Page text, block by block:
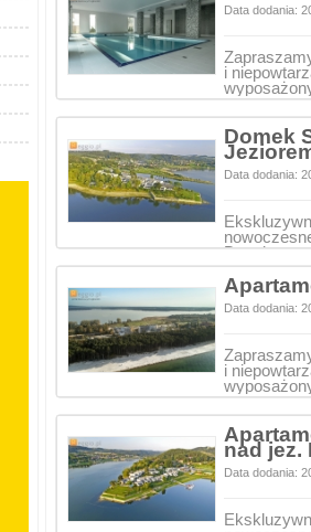
Data dodania:
i
Domek
Data dodania:
Data dodania:
i
nad jez.
Data dodania: